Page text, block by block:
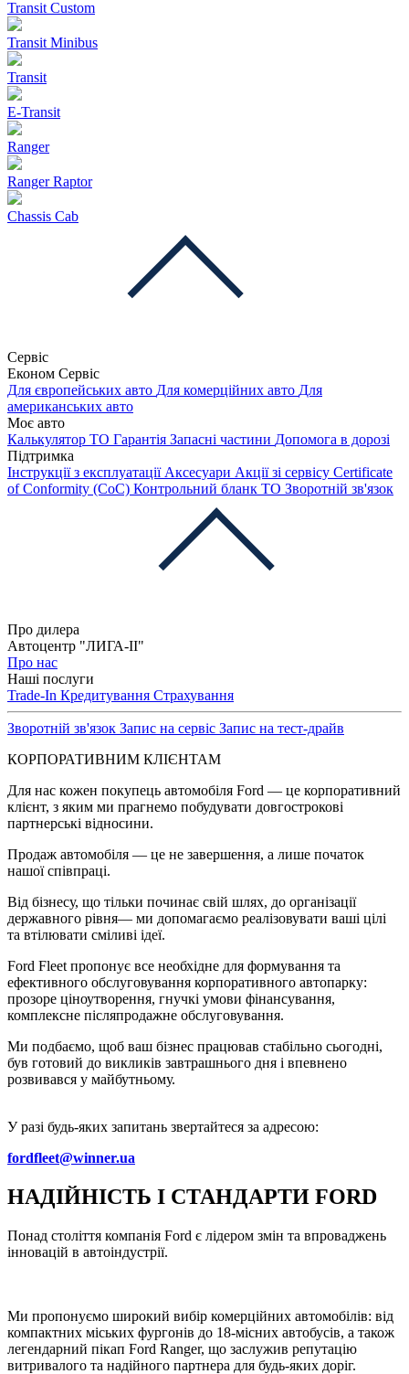
Transit Custom
Transit Minibus
Transit
E-Transit
Ranger
Ranger Raptor
Chassis Cab
Сервіс
Економ Сервіс
Для європейських авто Для комерційних авто Для
американських авто
Моє авто
Калькулятор ТО Гарантія Запасні частини Допомога в дорозі
Підтримка
Інструкції з експлуатації Аксесуари Акції зі сервісу Certificate
of Conformity (CoC) Контрольний бланк ТО Зворотній зв'язок
Про дилера
Автоцентр "ЛИГА-ІІ"
Про нас
Наші послуги
Trade-In Кредитування Страхування
Зворотній зв'язок Запис на сервіс Запис на тест-драйв
КОРПОРАТИВНИМ КЛІЄНТАМ
Для нас кожен покупець автомобіля Ford — це корпоративний
клієнт, з яким ми прагнемо побудувати довгострокові
партнерські відносини.
Продаж автомобіля — це не завершення, а лише початок
нашої співпраці.
Від бізнесу, що тільки починає свій шлях, до організації
державного рівня— ми допомагаємо реалізовувати ваші цілі
та втілювати сміливі ідеї.
Ford Fleet пропонує все необхідне для формування та
ефективного обслуговування корпоративного автопарку:
прозоре ціноутворення, гнучкі умови фінансування,
комплексне післяпродажне обслуговування.
Ми подбаємо, щоб ваш бізнес працював стабільно сьогодні,
був готовий до викликів завтрашнього дня і впевнено
розвивався у майбутньому.
У разі будь-яких запитань звертайтеся за адресою:
fordfleet@winner.ua
НАДІЙНІСТЬ І СТАНДАРТИ FORD
Понад століття компанія Ford є лідером змін та впроваджень
інновацій в автоіндустрії.
Ми пропонуємо широкий вибір комерційних автомобілів: від
компактних міських фургонів до 18-місних автобусів, а також
легендарний пікап Ford Ranger, що заслужив репутацію
витривалого та надійного партнера для будь-яких доріг.